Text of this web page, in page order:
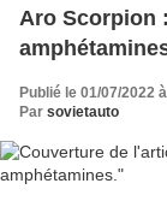
Aro Scorpion
Publié le 01/07/2022
Par sovietauto